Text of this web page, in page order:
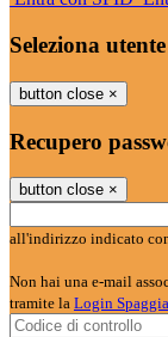
Seleziona utente
button close ×
Recupero
button close ×
all'indirizzo indicato
Non hai una e-mail
tramite la Login